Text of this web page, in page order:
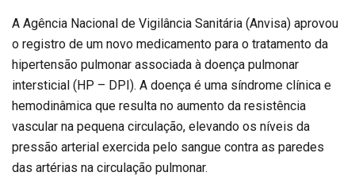
A Agência Nacional de Vigilância Sanitária (Anvisa) aprovou
o registro de um novo medicamento para o tratamento da
hipertensão pulmonar associada à doença pulmonar
intersticial (HP – DPI). A doença é uma síndrome clínica e
hemodinâmica que resulta no aumento da resistência
vascular na pequena circulação, elevando os níveis da
pressão arterial exercida pelo sangue contra as paredes
das artérias na circulação pulmonar.